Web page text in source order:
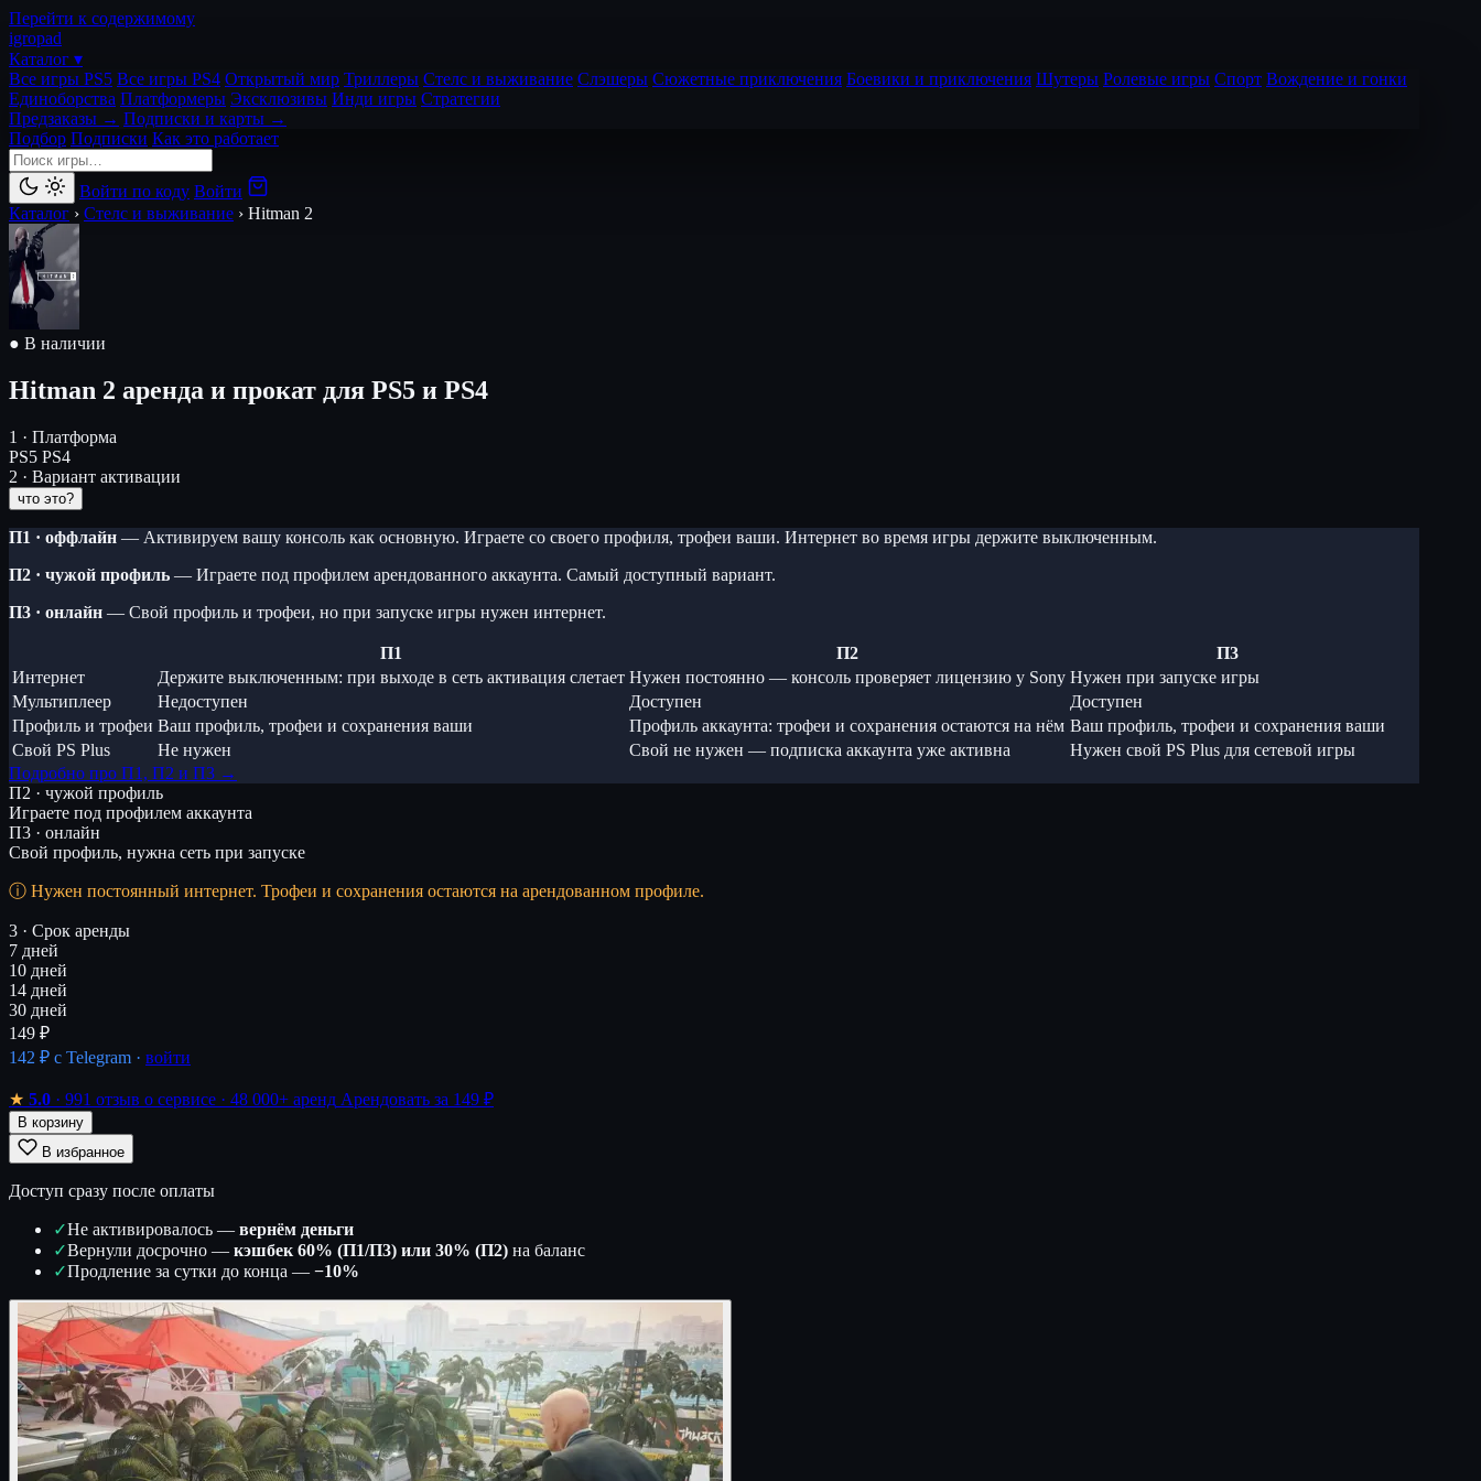
Перейти к содержимому
igropad
Каталог ▾
Все игры PS5 Все игры PS4 Открытый мир Триллеры Стелс и выживание Слэшеры Сюжетные приключения Боевики и приключения Шутеры Ролевые игры Спорт Вождение и гонки
Единоборства Платформеры Эксклюзивы Инди игры Стратегии
Предзаказы → Подписки и карты →
Подбор Подписки Как это работает
Войти по коду Войти
Каталог › Стелс и выживание › Hitman 2
● В наличии
Hitman 2 аренда и прокат для PS5 и PS4
1 · Платформа
PS5 PS4
2 · Вариант активации
что это?
П1 · оффлайн — Активируем вашу консоль как основную. Играете со своего профиля, трофеи ваши. Интернет во время игры держите выключенным.
П2 · чужой профиль — Играете под профилем арендованного аккаунта. Самый доступный вариант.
П3 · онлайн — Свой профиль и трофеи, но при запуске игры нужен интернет.
П1 П2
П3
Интернет
Держите выключенным: при выходе в сеть активация слетает Нужен постоянно — консоль проверяет лицензию у Sony Нужен при запуске игры
Мультиплеер
Недоступен Доступен
Доступен
Профиль и трофеи Ваш профиль, трофеи и сохранения ваши Профиль аккаунта: трофеи и сохранения остаются на нём Ваш профиль, трофеи и сохранения ваши
Свой PS Plus
Не нужен Свой не нужен — подписка аккаунта уже активна
Нужен свой PS Plus для сетевой игры
Подробно про П1, П2 и П3 →
П2 · чужой профиль
Играете под профилем аккаунта
П3 · онлайн
Свой профиль, нужна сеть при запуске
Нужен постоянный интернет. Трофеи и сохранения остаются на арендованном профиле.
3 · Срок аренды
7 дней
10 дней
14 дней
30 дней
149 ₽
142 ₽ с Telegram · войти
★ 5.0 · 991 отзыв о сервисе · 48 000+ аренд Арендовать за 149 ₽
В корзину
В избранное
Доступ сразу после оплаты
✓Не активировалось — вернём деньги
✓Вернули досрочно — кэшбек 60% (П1/П3) или 30% (П2) на баланс
✓Продление за сутки до конца — −10%